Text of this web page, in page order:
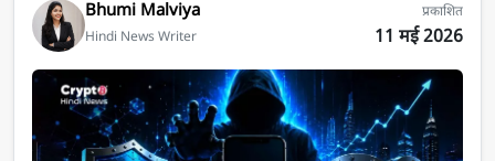
Bhumi Malviya
Hindi News Writer
प्रकाशित
11 मई 2026
NovaBit IN Login Review, यह फर्जी ट्रेडिंग प्लेटफॉर्म है?